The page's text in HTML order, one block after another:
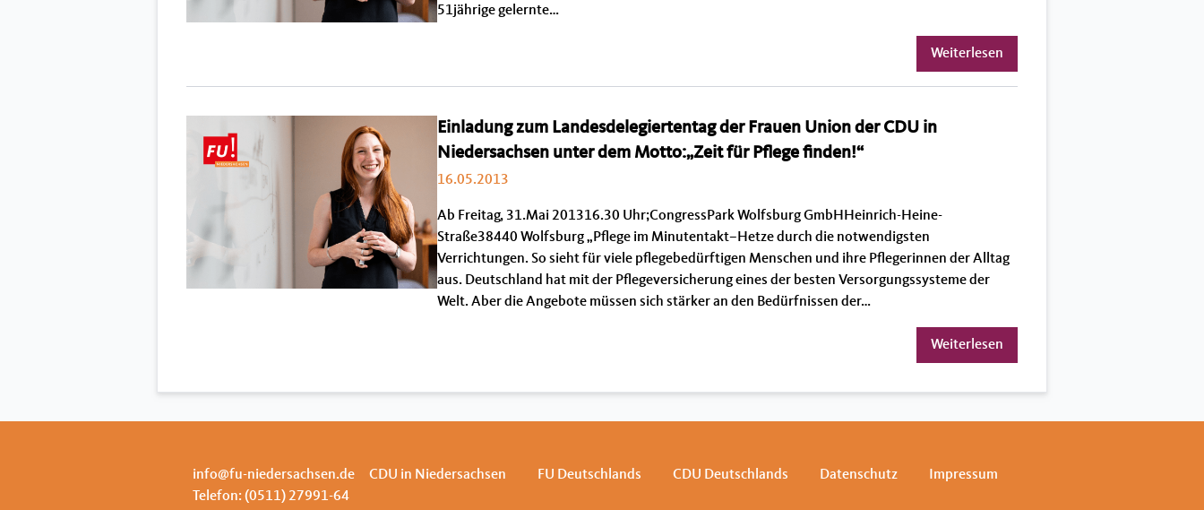
51jährige gelernte…
Weiterlesen
Einladung zum Landesdelegiertentag der Frauen Union der CDU in
Niedersachsen unter dem Motto:„Zeit für Pflege finden!“
16.05.2013
Ab Freitag, 31.Mai 201316.30 Uhr;CongressPark Wolfsburg GmbHHeinrich-Heine-
Straße38440 Wolfsburg „Pflege im Minutentakt–Hetze durch die notwendigsten
Verrichtungen. So sieht für viele pflegebedürftigen Menschen und ihre Pflegerinnen der Alltag
aus. Deutschland hat mit der Pflegeversicherung eines der besten Versorgungssysteme der
Welt. Aber die Angebote müssen sich stärker an den Bedürfnissen der…
Weiterlesen
info@fu-niedersachsen.de
Telefon: (0511) 27991-64
CDU in Niedersachsen FU Deutschlands CDU Deutschlands Datenschutz Impressum